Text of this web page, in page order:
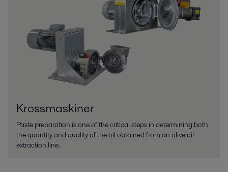
Krossmaskiner
Paste preparation is one of the critical steps in determining both
the quantity and quality of the oil obtained from an olive oil
extraction line.